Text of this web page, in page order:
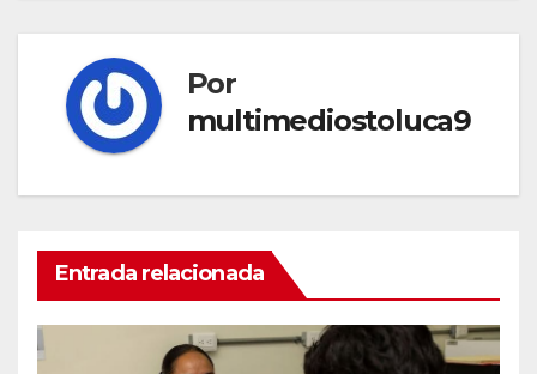
Por
multimediostoluca9
Entrada relacionada